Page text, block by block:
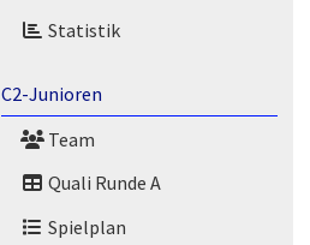
Statistik
C2-Junioren
Team
Quali Runde A
Spielplan